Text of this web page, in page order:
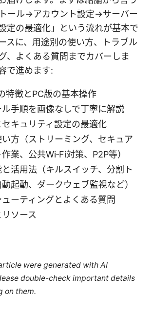
ール→アカウント設定→サーバー
の最適化」という流れが基本で
スに、用途別の使い方、トラブル
、よくある質問までカバーしま
で進めます:
特徴とPC版の基本操作
手順を画像なしで丁寧に解説
キュリティ設定の最適化
方（ストリーミング、セキュア
業、公共Wi‑Fi対策、P2P等）
活用法（キルスイッチ、分割ト
起動、ダークウェブ監視など）
ューティングとよくある質問
ソース
were generated with AI
double-check important details
on them.